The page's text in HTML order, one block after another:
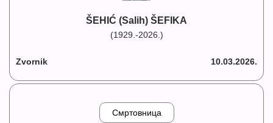
ŠEHIĆ (Salih) ŠEFIKA
(1929.-2026.)
Zvornik 10.03.2026.
Смртовница